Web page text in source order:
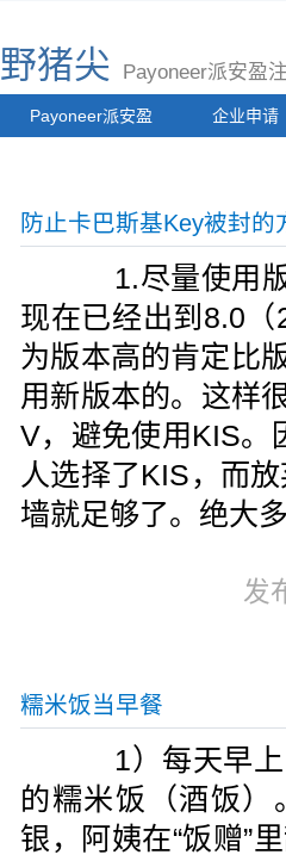
野猪尖 Payoneer派安盈
Payoneer派安盈 企业申请
防止卡巴斯基Key被封的
1.尽量使用版
现在已经出到8.0
为版本高的肯定比
用新版本的。这
V，避免使用KIS。
人选择了KIS，而
墙就足够了。绝大
发
糯米饭当早餐
1）每天早上
的糯米饭（酒饭
银，阿姨在“饭赠”